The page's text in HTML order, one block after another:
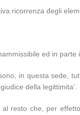
ricorrenza degli
ed in parte
in questa sede,
della legittimita’.
resto che, per